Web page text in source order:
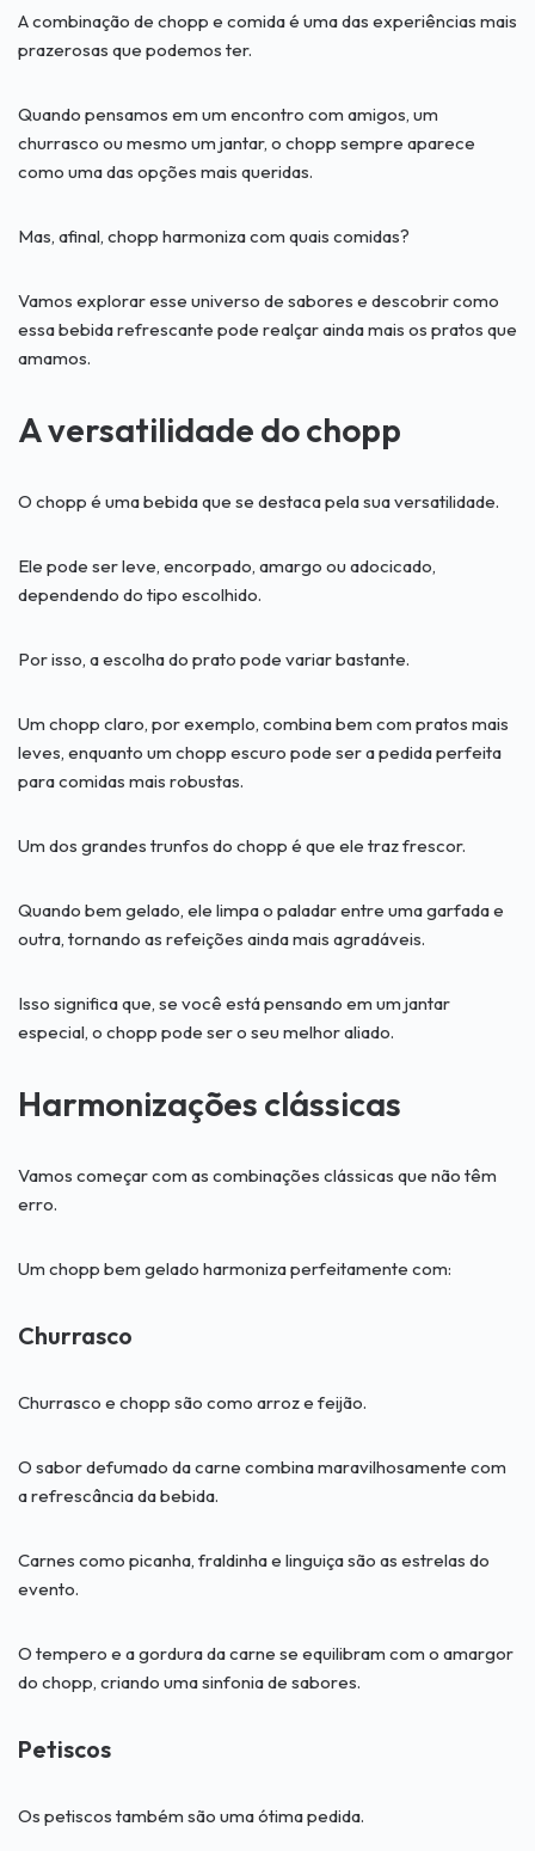
A combinação de chopp e comida é uma das experiências mais
prazerosas que podemos ter.
Quando pensamos em um encontro com amigos, um
churrasco ou mesmo um jantar, o chopp sempre aparece
como uma das opções mais queridas.
Mas, afinal, chopp harmoniza com quais comidas?
Vamos explorar esse universo de sabores e descobrir como
essa bebida refrescante pode realçar ainda mais os pratos que
amamos.
A versatilidade do chopp
O chopp é uma bebida que se destaca pela sua versatilidade.
Ele pode ser leve, encorpado, amargo ou adocicado,
dependendo do tipo escolhido.
Por isso, a escolha do prato pode variar bastante.
Um chopp claro, por exemplo, combina bem com pratos mais
leves, enquanto um chopp escuro pode ser a pedida perfeita
para comidas mais robustas.
Um dos grandes trunfos do chopp é que ele traz frescor.
Quando bem gelado, ele limpa o paladar entre uma garfada e
outra, tornando as refeições ainda mais agradáveis.
Isso significa que, se você está pensando em um jantar
especial, o chopp pode ser o seu melhor aliado.
Harmonizações clássicas
Vamos começar com as combinações clássicas que não têm
erro.
Um chopp bem gelado harmoniza perfeitamente com:
Churrasco
Churrasco e chopp são como arroz e feijão.
O sabor defumado da carne combina maravilhosamente com
a refrescância da bebida.
Carnes como picanha, fraldinha e linguiça são as estrelas do
evento.
O tempero e a gordura da carne se equilibram com o amargor
do chopp, criando uma sinfonia de sabores.
Petiscos
Os petiscos também são uma ótima pedida.